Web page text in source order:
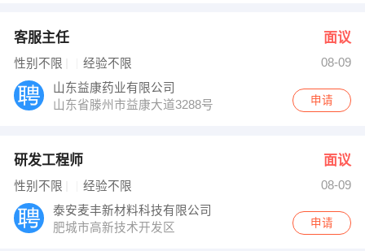
客服主任 面议
性别不限 经验不限
08-09
山东益康药业有限公司
山东省滕州市益康大道3288号
申请
研发工程师 面议
性别不限 经验不限
08-09
泰安麦丰新材料科技有限公司
肥城市高新技术开发区
申请